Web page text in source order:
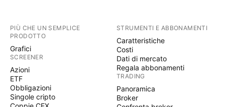
PIÙ CHE UN SEMPLICE
PRODOTTO
Grafici
SCREENER
Azioni
ETF
Obbligazioni
Singole cripto
STRUMENTI E ABBONAMENTI
Caratteristiche
Costi
Dati di mercato
Regala abbonamenti
TRADING
Panoramica
Broker